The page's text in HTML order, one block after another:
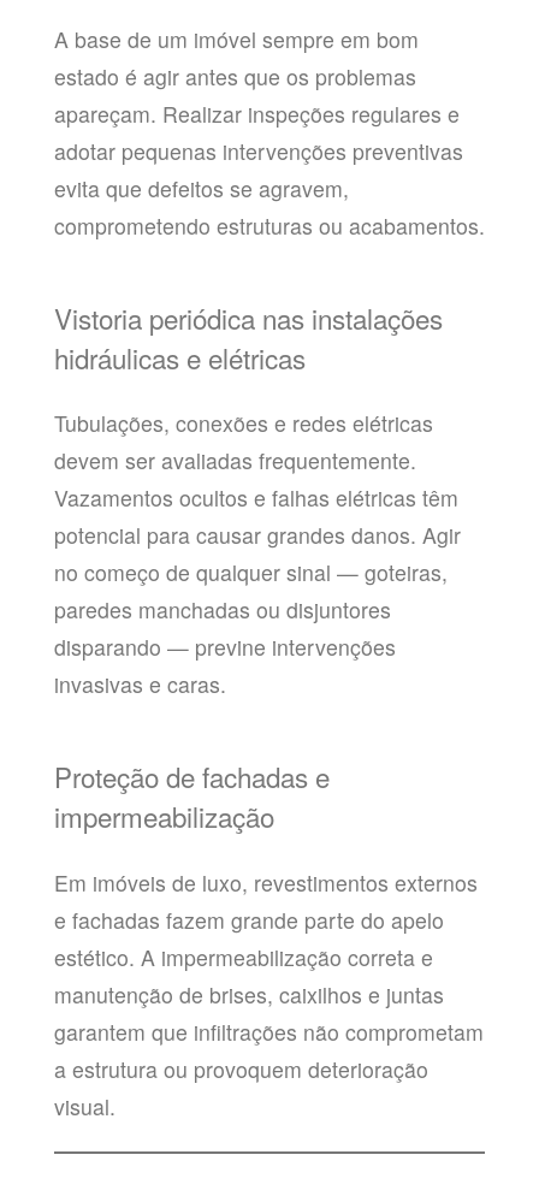
A base de um imóvel sempre em bom
estado é agir antes que os problemas
apareçam. Realizar inspeções regulares e
adotar pequenas intervenções preventivas
evita que defeitos se agravem,
comprometendo estruturas ou acabamentos.
Vistoria periódica nas instalações
hidráulicas e elétricas
Tubulações, conexões e redes elétricas
devem ser avaliadas frequentemente.
Vazamentos ocultos e falhas elétricas têm
potencial para causar grandes danos. Agir
no começo de qualquer sinal — goteiras,
paredes manchadas ou disjuntores
disparando — previne intervenções
invasivas e caras.
Proteção de fachadas e
impermeabilização
Em imóveis de luxo, revestimentos externos
e fachadas fazem grande parte do apelo
estético. A impermeabilização correta e
manutenção de brises, caixilhos e juntas
garantem que infiltrações não comprometam
a estrutura ou provoquem deterioração
visual.